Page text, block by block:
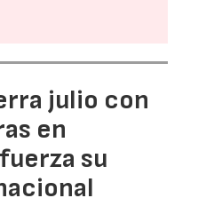
julio con
en
su